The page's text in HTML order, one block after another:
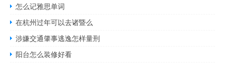
怎么记雅思单词
在杭州过年可以去诸暨么
涉嫌交通肇事逃逸怎样量刑
阳台怎么装修好看